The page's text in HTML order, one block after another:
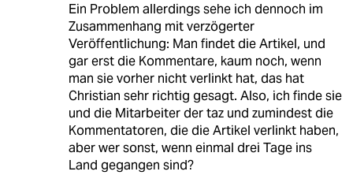
Ein Problem allerdings sehe ich dennoch im
Zusammenhang mit verzögerter
Veröffentlichung: Man findet die Artikel, und
gar erst die Kommentare, kaum noch, wenn
man sie vorher nicht verlinkt hat, das hat
Christian sehr richtig gesagt. Also, ich finde sie
und die Mitarbeiter der taz und zumindest die
Kommentatoren, die die Artikel verlinkt haben,
aber wer sonst, wenn einmal drei Tage ins
Land gegangen sind?